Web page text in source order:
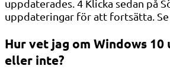
uppdaterades. 4 Klicka sedan på
uppdateringar för att fortsätta.
Hur vet jag om Windows
eller inte?